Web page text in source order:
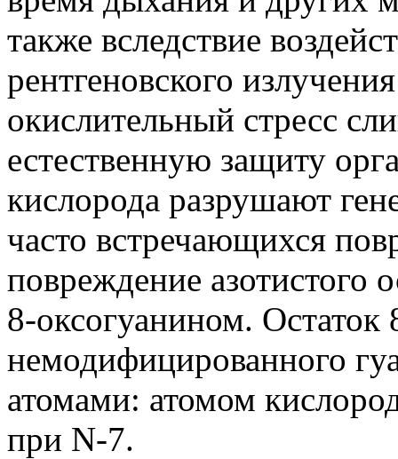
также вследствие
рентгеновского
окислительный стресс
естественную защиту
кислорода разрушают
часто встречающихся
повреждение азотистого
8-оксогуанином. Остаток
немодифицированного
атомами: атомом
при N-7.